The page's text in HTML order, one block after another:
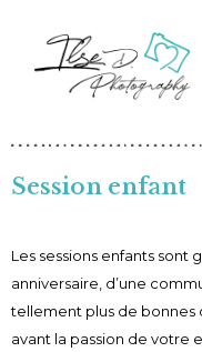
Session enfant
Les sessions enfants sont
anniversaire, d’une
tellement plus de bonnes
avant la passion de votre